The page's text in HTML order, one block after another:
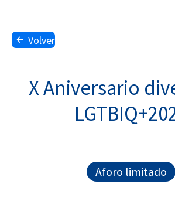
Volver
X Aniversario
Aforo limitado